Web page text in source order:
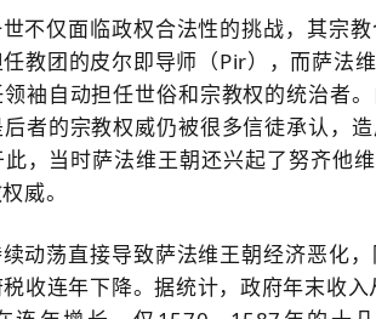
不仅面临政权合法性的挑战，其宗
教团的皮尔即导师（Pir），而萨法
袖自动担任世俗和宗教权的统治者
者的宗教权威仍被很多信徒承认，
，当时萨法维王朝还兴起了努齐他
威。
动荡直接导致萨法维王朝经济恶化
收连年下降。据统计，政府年末收